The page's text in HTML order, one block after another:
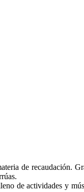
de recaudación.
de actividades y